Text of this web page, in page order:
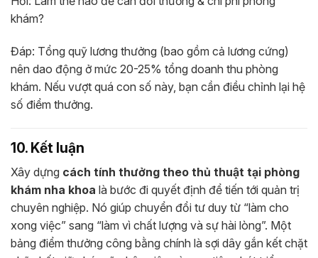
khám?
Đáp: Tổng quỹ lương thưởng (bao gồm cả lương cứng)
nên dao động ở mức 20-25% tổng doanh thu phòng
khám. Nếu vượt quá con số này, bạn cần điều chỉnh lại hệ
số điểm thưởng.
10. Kết luận
Xây dựng cách tính thưởng theo thủ thuật tại phòng
khám nha khoa là bước đi quyết định để tiến tới quản trị
chuyên nghiệp. Nó giúp chuyển đổi tư duy từ “làm cho
xong việc” sang “làm vì chất lượng và sự hài lòng”. Một
bảng điểm thưởng công bằng chính là sợi dây gắn kết chặt